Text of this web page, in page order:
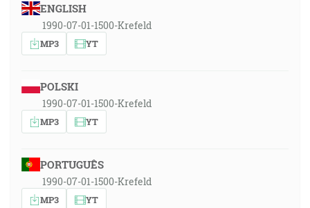
ENGLISH
1990-07-01-1500-Krefeld
MP3 YT
POLSKI
1990-07-01-1500-Krefeld
MP3 YT
PORTUGUÊS
1990-07-01-1500-Krefeld
MP3 YT